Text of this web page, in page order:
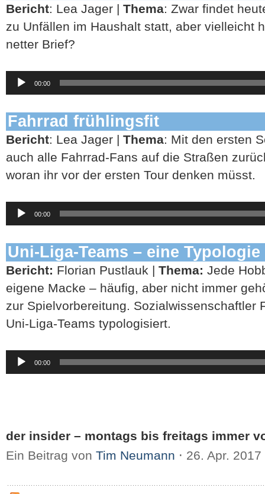
Bericht: Lea Jager | Thema: Zwar findet
zu Unfällen im Haushalt statt, aber vielleicht
netter Brief?
Audio-
Player
00:00
Fahrrad frühlingsfit
Bericht: Lea Jager | Thema: Mit den ersten
auch alle Fahrrad-Fans auf die Straßen
woran ihr vor der ersten Tour denken müsst.
Audio-
Player
00:00
Uni-Liga-Teams – eine Typologie
Bericht: Florian Pustlauk | Thema: Jede
eigene Macke – häufig, aber nicht immer
zur Spielvorbereitung. Sozialwissenschaftler
Uni-Liga-Teams typologisiert.
Audio-
Player
00:00
der insider – montags bis freitags immer
Ein Beitrag von Tim Neumann ⋅ 26. Apr. 2017